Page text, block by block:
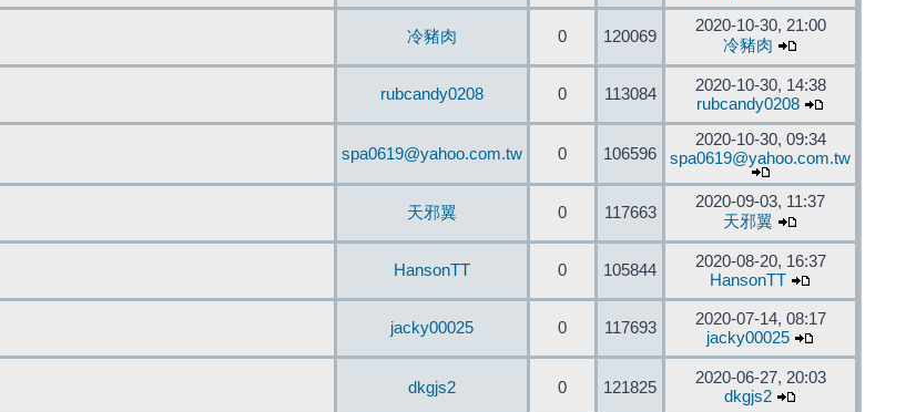
冷豬肉 0 120069
2020-10-30, 21:00
冷豬肉
rubcandy0208 0 113084
2020-10-30, 14:38
rubcandy0208
spa0619@yahoo.com.tw 0 106596
2020-10-30, 09:34
spa0619@yahoo.com.tw
天邪翼 0 117663
2020-09-03, 11:37
天邪翼
HansonTT 0 105844
2020-08-20, 16:37
HansonTT
jacky00025 0 117693
2020-07-14, 08:17
jacky00025
dkgjs2 0 121825
2020-06-27, 20:03
dkgjs2